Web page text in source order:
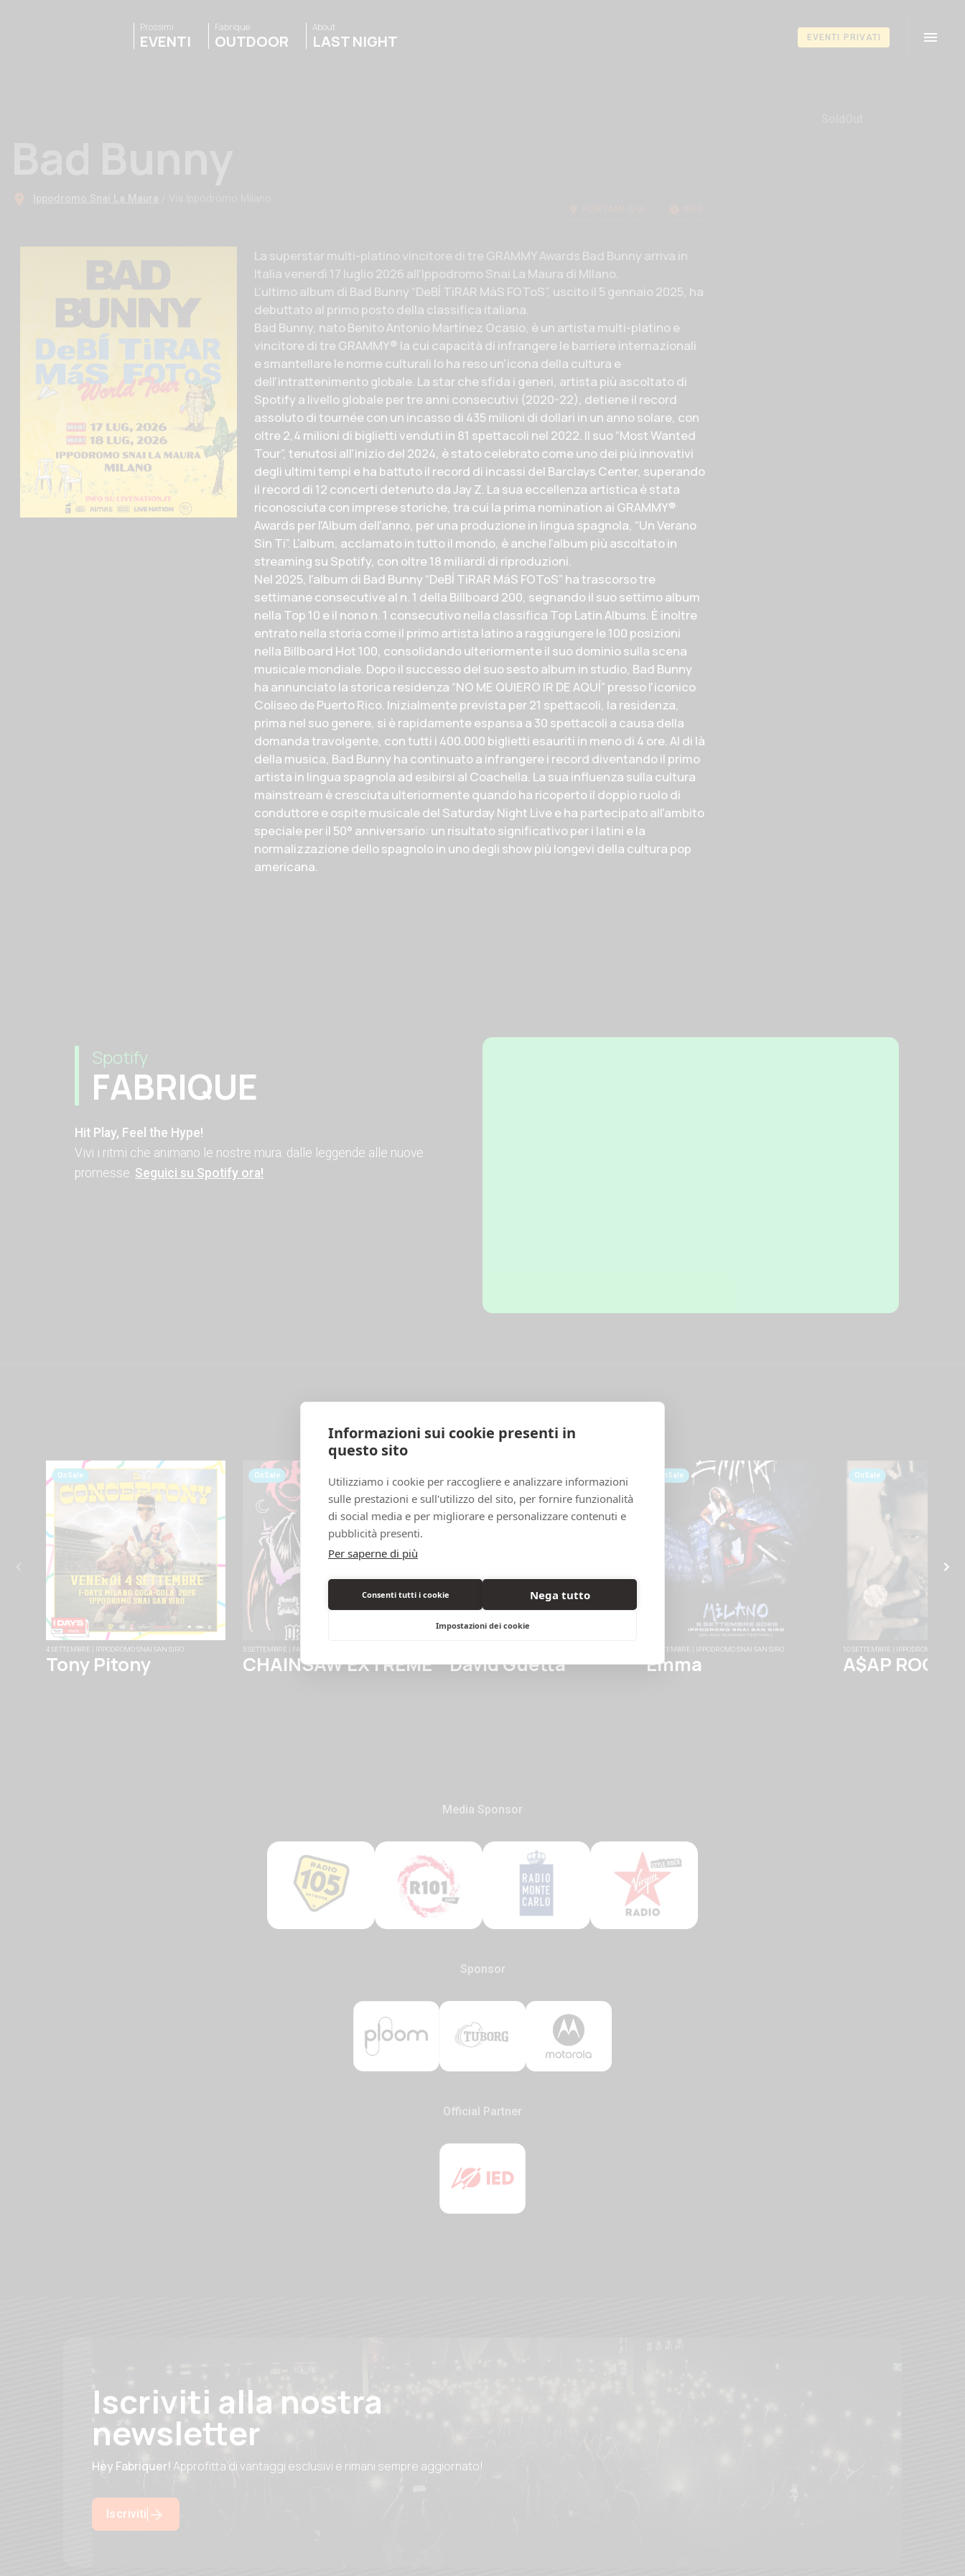
Informazioni sui cookie presenti in
questo sito
Utilizziamo i cookie per raccogliere e analizzare informazioni
sulle prestazioni e sull'utilizzo del sito, per fornire funzionalità
di social media e per migliorare e personalizzare contenuti e
pubblicità presenti.
Per saperne di più
Consenti tutti i cookie Nega tutto
Impostazioni dei cookie
Prossimi
EVENTI
Fabrique
OUTDOOR
About
LAST NIGHT EVENTI PRIVATI
Descrizione evento
La superstar multi-platino vincitore di tre GRAMMY Awards Bad Bunny arriva in
Italia venerdì 17 luglio 2026 all’Ippodromo Snai La Maura di MIlano.
L’ultimo album di Bad Bunny “DeBÍ TiRAR MáS FOToS”, uscito il 5 gennaio 2025, ha
debuttato al primo posto della classifica italiana.
Bad Bunny, nato Benito Antonio Martínez Ocasio, è un artista multi-platino e
vincitore di tre GRAMMY® la cui capacità di infrangere le barriere internazionali
e smantellare le norme culturali lo ha reso un'icona della cultura e
dell'intrattenimento globale. La star che sfida i generi, artista più ascoltato di
Spotify a livello globale per tre anni consecutivi (2020-22), detiene il record
assoluto di tournée con un incasso di 435 milioni di dollari in un anno solare, con
oltre 2,4 milioni di biglietti venduti in 81 spettacoli nel 2022. Il suo “Most Wanted
Tour”, tenutosi all'inizio del 2024, è stato celebrato come uno dei più innovativi
degli ultimi tempi e ha battuto il record di incassi del Barclays Center, superando
il record di 12 concerti detenuto da Jay Z. La sua eccellenza artistica è stata
riconosciuta con imprese storiche, tra cui la prima nomination ai GRAMMY®
Awards per l'Album dell'anno, per una produzione in lingua spagnola, “Un Verano
Sin Ti”. L'album, acclamato in tutto il mondo, è anche l'album più ascoltato in
streaming su Spotify, con oltre 18 miliardi di riproduzioni.
Nel 2025, l'album di Bad Bunny “DeBÍ TiRAR MáS FOToS” ha trascorso tre
settimane consecutive al n. 1 della Billboard 200, segnando il suo settimo album
nella Top 10 e il nono n. 1 consecutivo nella classifica Top Latin Albums. È inoltre
entrato nella storia come il primo artista latino a raggiungere le 100 posizioni
nella Billboard Hot 100, consolidando ulteriormente il suo dominio sulla scena
musicale mondiale. Dopo il successo del suo sesto album in studio, Bad Bunny
ha annunciato la storica residenza “NO ME QUIERO IR DE AQUÍ” presso l'iconico
Coliseo de Puerto Rico. Inizialmente prevista per 21 spettacoli, la residenza,
prima nel suo genere, si è rapidamente espansa a 30 spettacoli a causa della
domanda travolgente, con tutti i 400.000 biglietti esauriti in meno di 4 ore. Al di là
della musica, Bad Bunny ha continuato a infrangere i record diventando il primo
artista in lingua spagnola ad esibirsi al Coachella. La sua influenza sulla cultura
mainstream è cresciuta ulteriormente quando ha ricoperto il doppio ruolo di
conduttore e ospite musicale del Saturday Night Live e ha partecipato all'ambito
speciale per il 50° anniversario: un risultato significativo per i latini e la
normalizzazione dello spagnolo in uno degli show più longevi della cultura pop
americana.
Spotify
FABRIQUE
Hit Play, Feel the Hype!
Vivi i ritmi che animano le nostre mura: dalle leggende alle nuove
promesse. Seguici su Spotify ora!
OnSale
4 SETTEMBRE | IPPODROMO SNAI SAN SIRO
Tony Pitony
OnSale
5 SETTEMBRE | FABRIQUE
CHAINSAW EXTREME David Guetta
OnSale
9 SETTEMBRE | IPPODROMO SNAI SAN SIRO
Emma
OnSale
10 SETTEMBRE | IPPODROMO SNAI
A$AP ROCKY
Media Sponsor
Sponsor
Official Partner
Iscriviti alla nostra
newsletter
Hey Fabriquer!Approfitta di vantaggi esclusivi e rimani sempre aggiornato!
Iscriviti